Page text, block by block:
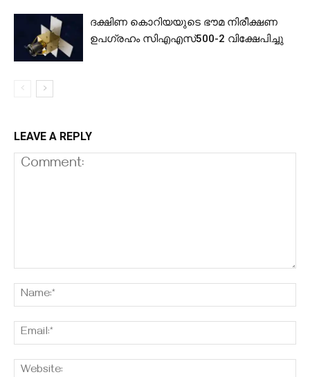
ദക്ഷിണ കൊറിയയുടെ ഭൗമ നിരീക്ഷണ
ഉപഗ്രഹം സിഎഎസ്500-2 വിക്ഷേപിച്ചു
LEAVE A REPLY